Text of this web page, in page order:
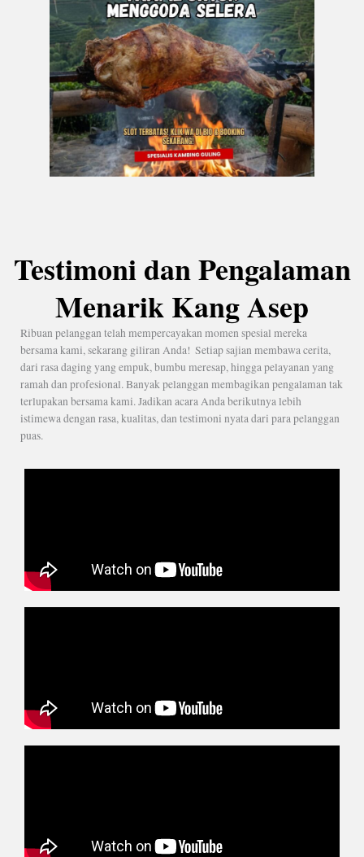
Testimoni dan Pengalaman
Menarik Kang Asep
Ribuan pelanggan telah mempercayakan momen spesial mereka
bersama kami, sekarang giliran Anda! Setiap sajian membawa cerita,
dari rasa daging yang empuk, bumbu meresap, hingga pelayanan yang
ramah dan profesional. Banyak pelanggan membagikan pengalaman tak
terlupakan bersama kami. Jadikan acara Anda berikutnya lebih
istimewa dengan rasa, kualitas, dan testimoni nyata dari para pelanggan
puas.